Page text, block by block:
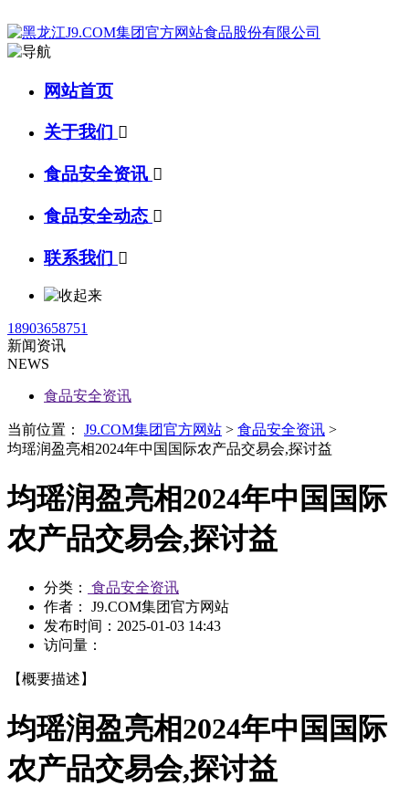
网站首页
关于我们 
食品安全资讯 
食品安全动态 
联系我们 
18903658751
新闻资讯
NEWS
食品安全资讯
当前位置： J9.COM集团官方网站 > 食品安全资讯 >
均瑶润盈亮相2024年中国国际农产品交易会,探讨益
均瑶润盈亮相2024年中国国际
农产品交易会,探讨益
分类：
食品安全资讯
作者： J9.COM集团官方网站
发布时间： 2025-01-03 14:43
访问量：
【概要描述】
均瑶润盈亮相2024年中国国际
农产品交易会,探讨益